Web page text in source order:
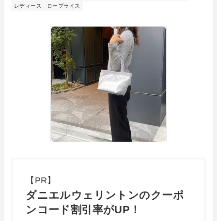
レディース
ロープライス
【PR】
ダニエルウェリントンのクーポ
ンコード割引率がUP！